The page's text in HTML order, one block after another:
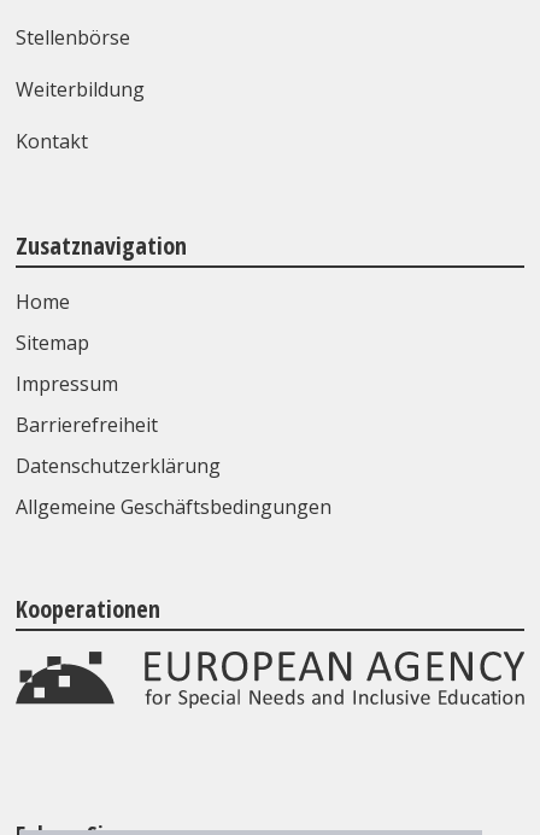
Stellenbörse
Weiterbildung
Kontakt
Zusatznavigation
Home
Sitemap
Impressum
Barrierefreiheit
Datenschutzerklärung
Allgemeine Geschäftsbedingungen
Kooperationen